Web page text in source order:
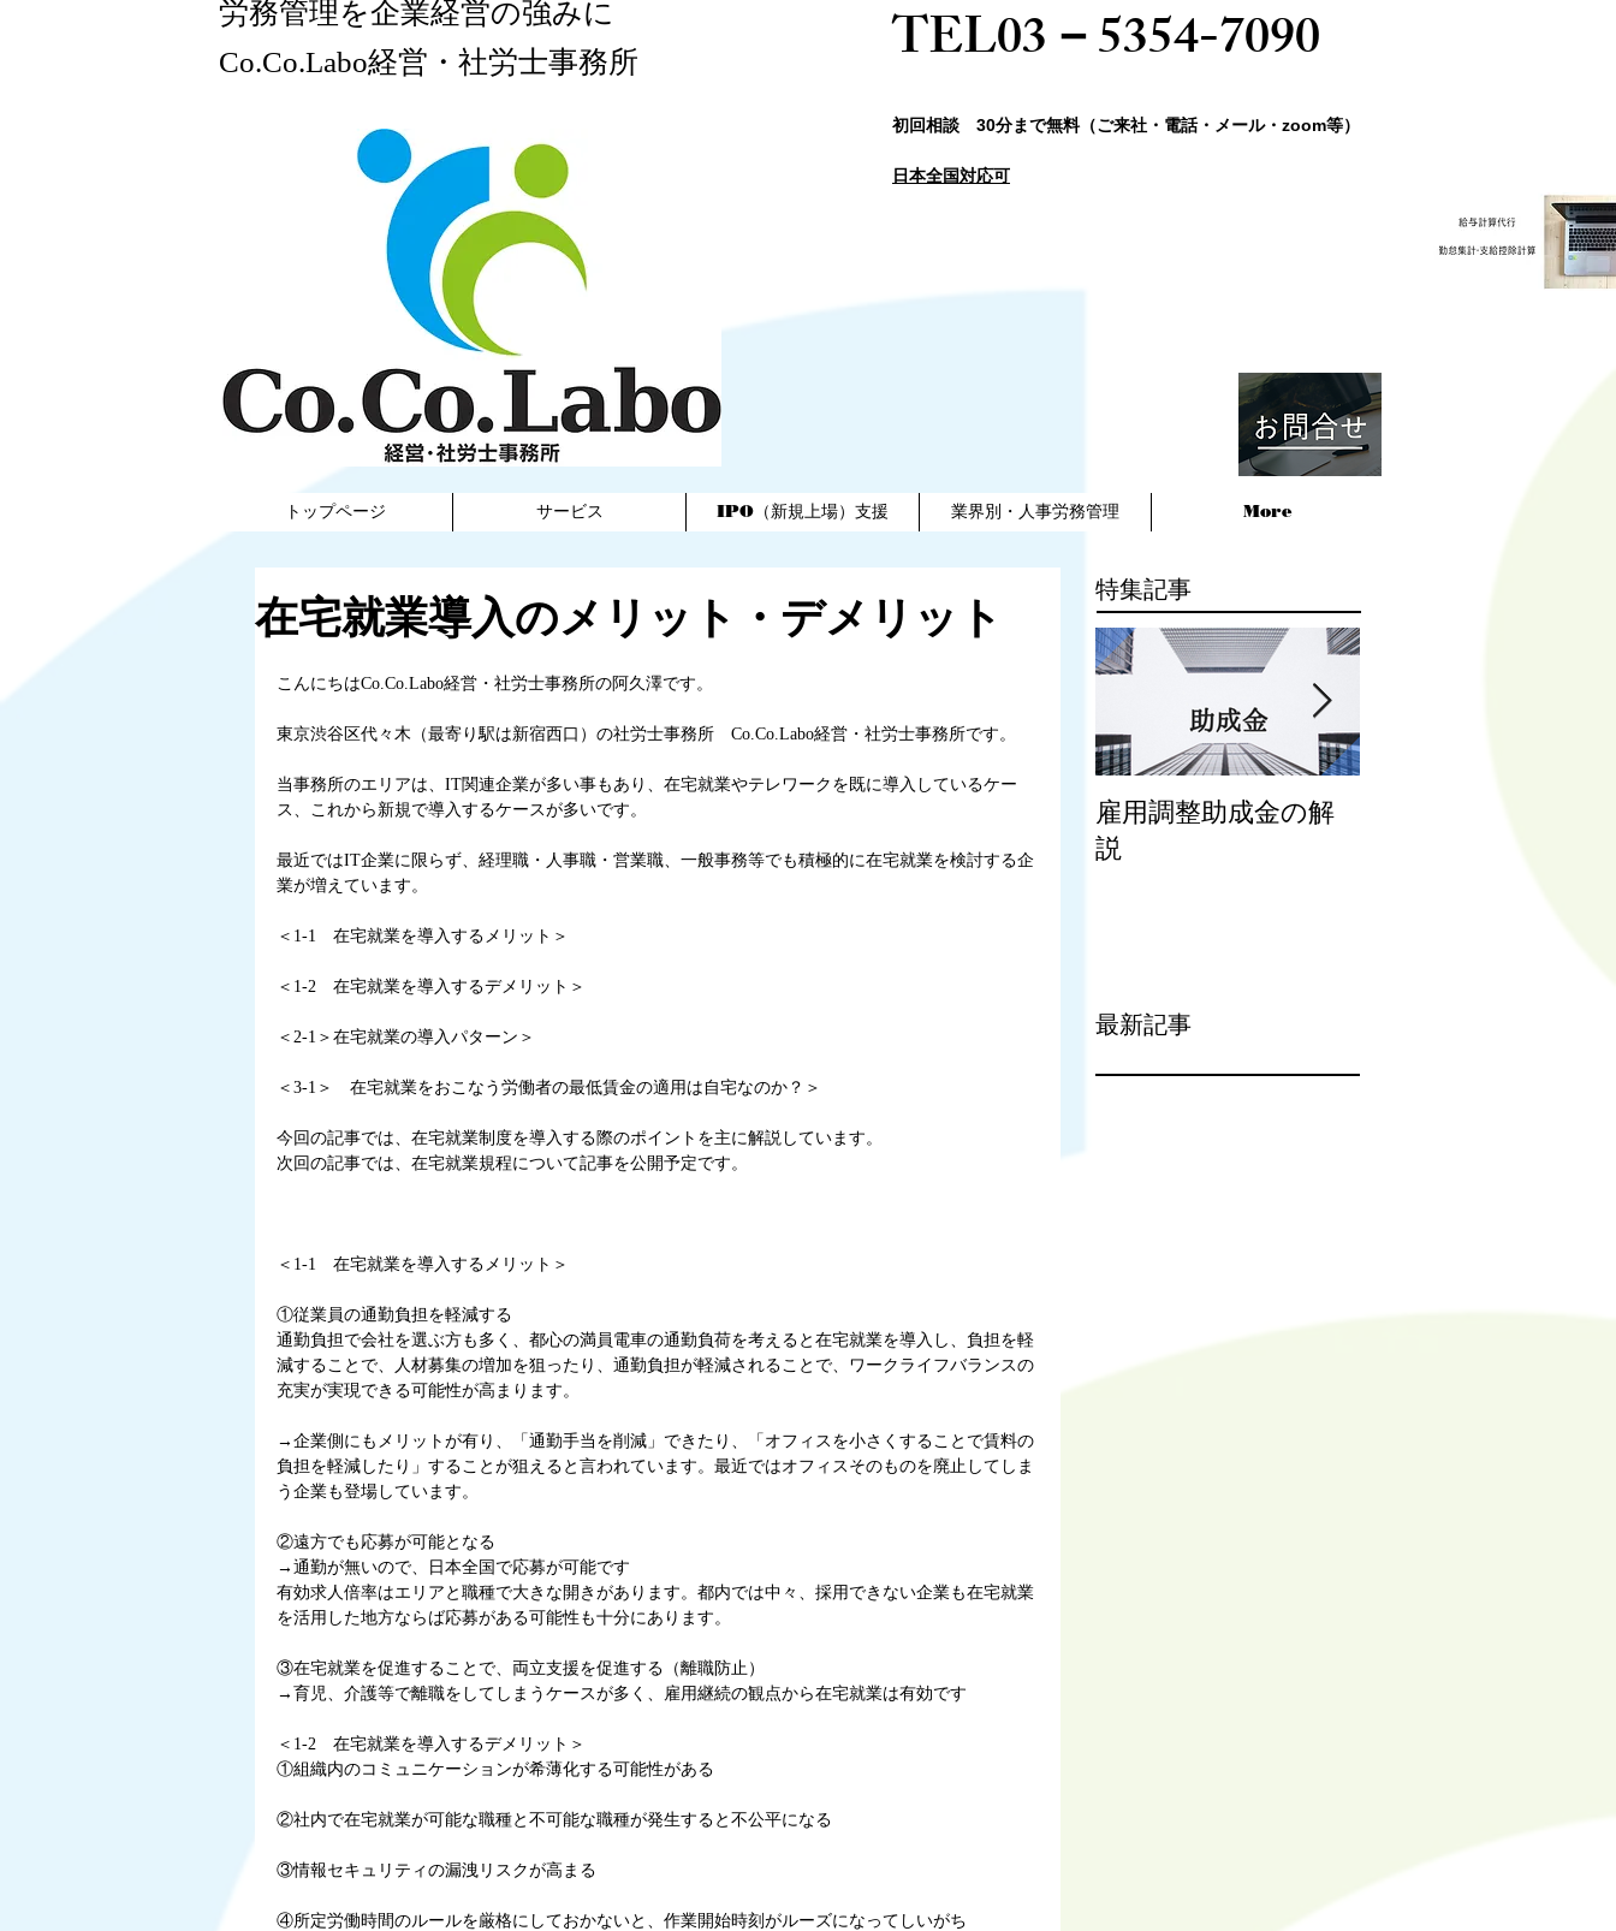
​労務管理を企業経営の強みに
Co.Co.Labo経営・社労士事務所​ ​TEL03－5354-7090
​初回相談 30分まで無料（ご来社・電話・メール・zoom等）
日本全国対応可
トップページ サービス IPO（新規上場）支援 業界別・人事労務管理 More
在宅就業導入のメリット・デメリット
こんにちはCo.Co.Labo経営・社労士事務所の阿久澤です。
東京渋谷区代々木（最寄り駅は新宿西口）の社労士事務所　Co.Co.Labo経営・社労士事務所です。
当事務所のエリアは、IT関連企業が多い事もあり、在宅就業やテレワークを既に導入しているケー
ス、これから新規で導入するケースが多いです。
最近ではIT企業に限らず、経理職・人事職・営業職、一般事務等でも積極的に在宅就業を検討する企
業が増えています。
＜1-1　在宅就業を導入するメリット＞
＜1-2　在宅就業を導入するデメリット＞
＜2-1＞在宅就業の導入パターン＞
＜3-1＞　在宅就業をおこなう労働者の最低賃金の適用は自宅なのか？＞
今回の記事では、在宅就業制度を導入する際のポイントを主に解説しています。
次回の記事では、在宅就業規程について記事を公開予定です。
＜1-1　在宅就業を導入するメリット＞
①従業員の通勤負担を軽減する
通勤負担で会社を選ぶ方も多く、都心の満員電車の通勤負荷を考えると在宅就業を導入し、負担を軽
減することで、人材募集の増加を狙ったり、通勤負担が軽減されることで、ワークライフバランスの
充実が実現できる可能性が高まります。
→企業側にもメリットが有り、「通勤手当を削減」できたり、「オフィスを小さくすることで賃料の
負担を軽減したり」することが狙えると言われています。最近ではオフィスそのものを廃止してしま
う企業も登場しています。
②遠方でも応募が可能となる
→通勤が無いので、日本全国で応募が可能です
有効求人倍率はエリアと職種で大きな開きがあります。都内では中々、採用できない企業も在宅就業
を活用した地方ならば応募がある可能性も十分にあります。
③在宅就業を促進することで、両立支援を促進する（離職防止）
→育児、介護等で離職をしてしまうケースが多く、雇用継続の観点から在宅就業は有効です
＜1-2　在宅就業を導入するデメリット＞
①組織内のコミュニケーションが希薄化する可能性がある
②社内で在宅就業が可能な職種と不可能な職種が発生すると不公平になる
③情報セキュリティの漏洩リスクが高まる
④所定労働時間のルールを厳格にしておかないと、作業開始時刻がルーズになってしいがち
特集記事
雇用調整助成金の解
説
最新記事